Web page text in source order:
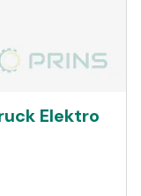
Elektro